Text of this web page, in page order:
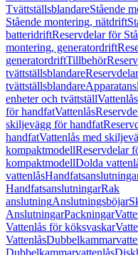
TvättställsblandareStående
Stående montering, nätdrift
batteridriftReservdelar för
montering, generatordrift
generatordriftTillbehör
tvättställsblandare
tvättställsblandare
enheter och tvättställ
för handfatVattenlås
skiljevägg för handfat
handfatVattenlås med
kompaktmodellReservdelar
kompaktmodellDolda
vattenlås
HandfatsanslutningarRak
anslutningAnslutningsböjar
AnslutningarPackningar
Vattenlås för köksvaskar
Vattenlås
Dubbelkammarvattenlås